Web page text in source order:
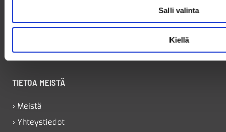
Salli valinta
Kiellä
Jaakolantie 2
90410 Oulu
Avoinna arkisin klo 8.00 – 16.00
TIETOA MEISTÄ
› Meistä
› Yhteystiedot